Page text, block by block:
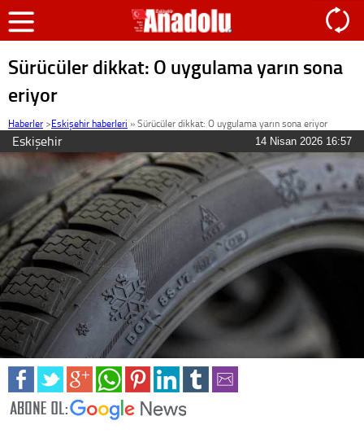
Sürücüler dikkat: O uygulama yarın sona
eriyor
Haberler >Eskişehir haberleri »Sürücüler dikkat: O uygulama yarın sona eriyor
Eskişehir 14 Nisan 2026 16:57